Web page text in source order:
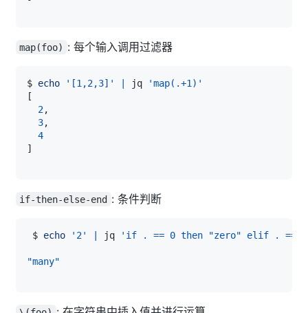
map(foo) : 每个输入调用过滤器
$ echo '[1,2,3]' | jq
'map(.+1)'
[
2
3
4
]
if-then-else-end : 条件判断
$ echo '2' | jq 'if . == 0 then "zero" elif . == 1
"many"